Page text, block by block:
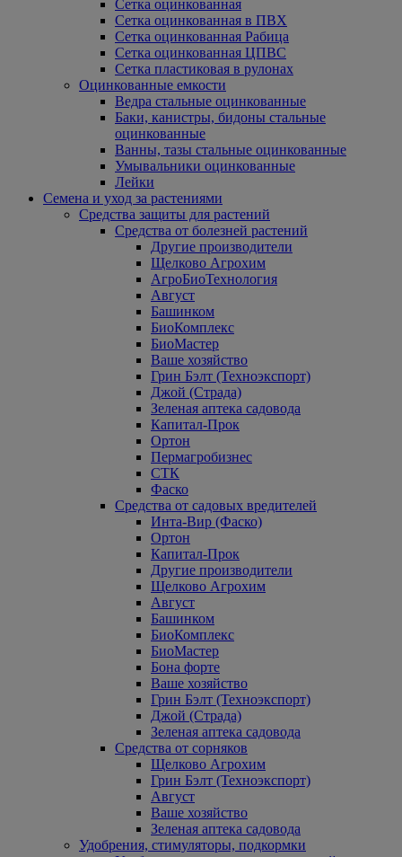
Сетка оцинкованная
Сетка оцинкованная в ПВХ
Сетка оцинкованная Рабица
Сетка оцинкованная ЦПВС
Сетка пластиковая в рулонах
Оцинкованные емкости
Ведра стальные оцинкованные
Баки, канистры, бидоны стальные
оцинкованные
Ванны, тазы стальные оцинкованные
Умывальники оцинкованные
Лейки
Семена и уход за растениями
Средства защиты для растений
Средства от болезней растений
Другие производители
Щелково Агрохим
АгроБиоТехнология
Август
Башинком
БиоКомплекс
БиоМастер
Ваше хозяйство
Грин Бэлт (Техноэкспорт)
Джой (Страда)
Зеленая аптека садовода
Капитал-Прок
Ортон
Пермагробизнес
СТК
Фаско
Средства от садовых вредителей
Инта-Вир (Фаско)
Ортон
Капитал-Прок
Другие производители
Щелково Агрохим
Август
Башинком
БиоКомплекс
БиоМастер
Бона форте
Ваше хозяйство
Грин Бэлт (Техноэкспорт)
Джой (Страда)
Зеленая аптека садовода
Средства от сорняков
Щелково Агрохим
Грин Бэлт (Техноэкспорт)
Август
Ваше хозяйство
Зеленая аптека садовода
Удобрения, стимуляторы, подкормки